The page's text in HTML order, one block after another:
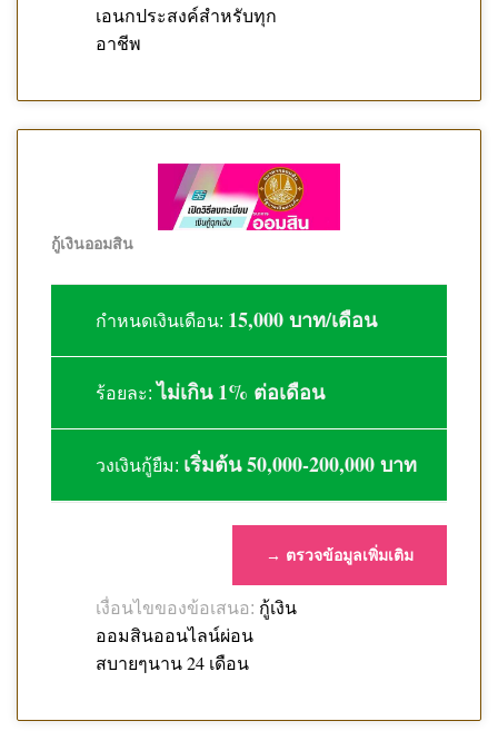
เอนกประสงค์สำหรับทุก
อาชีพ
กู้เงินออมสิน
กำหนดเงินเดือน: 15,000 บาท/เดือน
ร้อยละ: ไม่เกิน 1% ต่อเดือน
วงเงินกู้ยืม: เริ่มต้น 50,000-200,000 บาท
→ ตรวจข้อมูลเพิ่มเติม
เงื่อนไขของข้อเสนอ: กู้เงิน
ออมสินออนไลน์ผ่อน
สบายๆนาน 24 เดือน